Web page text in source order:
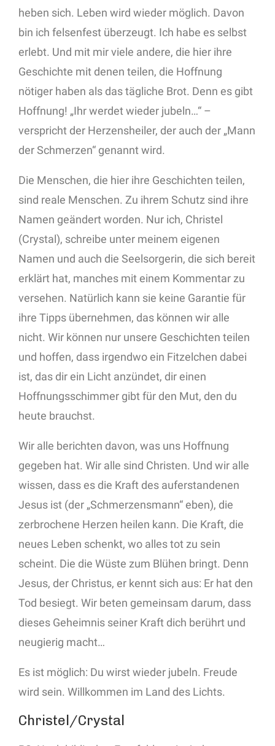
heben sich. Leben wird wieder möglich. Davon
bin ich felsenfest überzeugt. Ich habe es selbst
erlebt. Und mit mir viele andere, die hier ihre
Geschichte mit denen teilen, die Hoffnung
nötiger haben als das tägliche Brot. Denn es gibt
Hoffnung! „Ihr werdet wieder jubeln…“ –
verspricht der Herzensheiler, der auch der „Mann
der Schmerzen“ genannt wird.
Die Menschen, die hier ihre Geschichten teilen,
sind reale Menschen. Zu ihrem Schutz sind ihre
Namen geändert worden. Nur ich, Christel
(Crystal), schreibe unter meinem eigenen
Namen und auch die Seelsorgerin, die sich bereit
erklärt hat, manches mit einem Kommentar zu
versehen. Natürlich kann sie keine Garantie für
ihre Tipps übernehmen, das können wir alle
nicht. Wir können nur unsere Geschichten teilen
und hoffen, dass irgendwo ein Fitzelchen dabei
ist, das dir ein Licht anzündet, dir einen
Hoffnungsschimmer gibt für den Mut, den du
heute brauchst.
Wir alle berichten davon, was uns Hoffnung
gegeben hat. Wir alle sind Christen. Und wir alle
wissen, dass es die Kraft des auferstandenen
Jesus ist (der „Schmerzensmann“ eben), die
zerbrochene Herzen heilen kann. Die Kraft, die
neues Leben schenkt, wo alles tot zu sein
scheint. Die die Wüste zum Blühen bringt. Denn
Jesus, der Christus, er kennt sich aus: Er hat den
Tod besiegt. Wir beten gemeinsam darum, dass
dieses Geheimnis seiner Kraft dich berührt und
neugierig macht…
Es ist möglich: Du wirst wieder jubeln. Freude
wird sein. Willkommen im Land des Lichts.
Christel/Crystal